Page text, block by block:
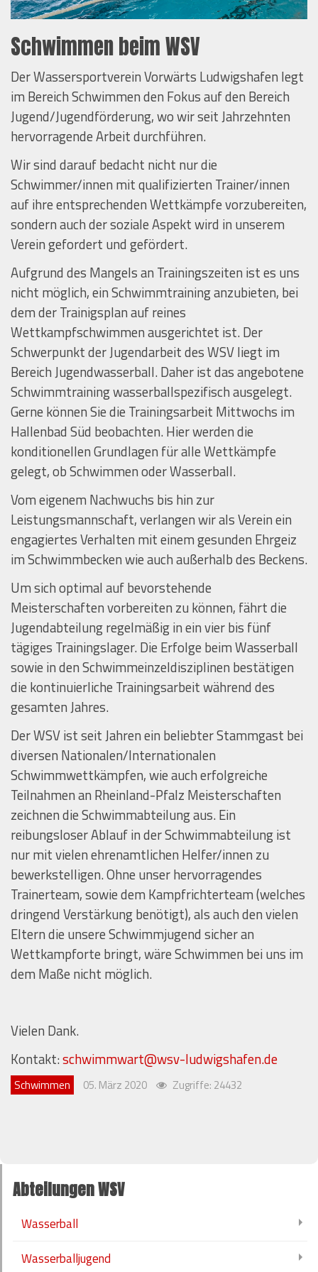
Schwimmen beim WSV
Der Wassersportverein Vorwärts Ludwigshafen legt
im Bereich Schwimmen den Fokus auf den Bereich
Jugend/Jugendförderung, wo wir seit Jahrzehnten
hervorragende Arbeit durchführen.
Wir sind darauf bedacht nicht nur die
Schwimmer/innen mit qualifizierten Trainer/innen
auf ihre entsprechenden Wettkämpfe vorzubereiten,
sondern auch der soziale Aspekt wird in unserem
Verein gefordert und gefördert.
Aufgrund des Mangels an Trainingszeiten ist es uns
nicht möglich, ein Schwimmtraining anzubieten, bei
dem der Trainigsplan auf reines
Wettkampfschwimmen ausgerichtet ist. Der
Schwerpunkt der Jugendarbeit des WSV liegt im
Bereich Jugendwasserball. Daher ist das angebotene
Schwimmtraining wasserballspezifisch ausgelegt.
Gerne können Sie die Trainingsarbeit Mittwochs im
Hallenbad Süd beobachten. Hier werden die
konditionellen Grundlagen für alle Wettkämpfe
gelegt, ob Schwimmen oder Wasserball.
Vom eigenem Nachwuchs bis hin zur
Leistungsmannschaft, verlangen wir als Verein ein
engagiertes Verhalten mit einem gesunden Ehrgeiz
im Schwimmbecken wie auch außerhalb des Beckens.
Um sich optimal auf bevorstehende
Meisterschaften vorbereiten zu können, fährt die
Jugendabteilung regelmäßig in ein vier bis fünf
tägiges Trainingslager. Die Erfolge beim Wasserball
sowie in den Schwimmeinzeldisziplinen bestätigen
die kontinuierliche Trainingsarbeit während des
gesamten Jahres.
Der WSV ist seit Jahren ein beliebter Stammgast bei
diversen Nationalen/Internationalen
Schwimmwettkämpfen, wie auch erfolgreiche
Teilnahmen an Rheinland-Pfalz Meisterschaften
zeichnen die Schwimmabteilung aus. Ein
reibungsloser Ablauf in der Schwimmabteilung ist
nur mit vielen ehrenamtlichen Helfer/innen zu
bewerkstelligen. Ohne unser hervorragendes
Trainerteam, sowie dem Kampfrichterteam (welches
dringend Verstärkung benötigt), als auch den vielen
Eltern die unsere Schwimmjugend sicher an
Wettkampforte bringt, wäre Schwimmen bei uns im
dem Maße nicht möglich.
Vielen Dank.
Kontakt:schwimmwart@wsv-ludwigshafen.de
Schwimmen 05. März 2020 Zugriffe: 24432
Abteilungen WSV
Wasserball
Wasserballjugend